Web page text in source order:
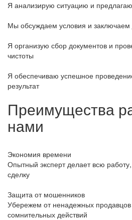
Я анализирую ситуацию и
Мы обсуждаем условия и заключаем
Я организую сбор документов и
чистоты
Я обеспечиваю успешное
результат
Преимущества
нами
Экономия времени
Опытный эксперт делает всю
сделку
Защита от мошенников
Убережем от ненадежных продавцов
сомнительных действий